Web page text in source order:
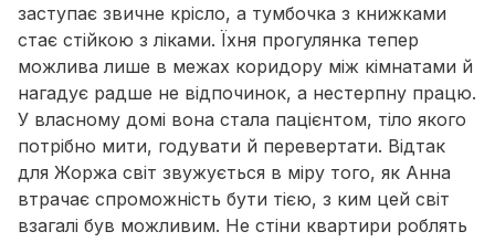
заступає звичне крісло, а тумбочка з книжками
стає стійкою з ліками. Їхня прогулянка тепер
можлива лише в межах коридору між кімнатами й
нагадує радше не відпочинок, а нестерпну працю.
У власному домі вона стала пацієнтом, тіло якого
потрібно мити, годувати й перевертати. Відтак
для Жоржа світ звужується в міру того, як Анна
втрачає спроможність бути тією, з ким цей світ
взагалі був можливим. Не стіни квартири роблять